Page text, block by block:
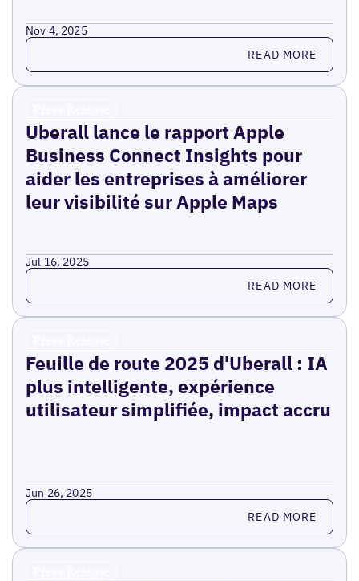
Nov 4, 2025
Read more READ MORE
Uberall lance le rapport Apple
Business Connect Insights pour
aider les entreprises à améliorer
leur visibilité sur Apple Maps
Jul 16, 2025
Read more READ MORE
Feuille de route 2025 d'Uberall : IA
plus intelligente, expérience
utilisateur simplifiée, impact accru
Jun 26, 2025
Read more READ MORE